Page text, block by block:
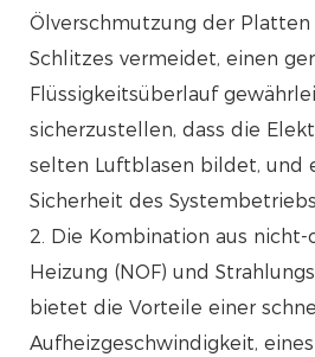
Ölverschmutzung der
Schlitzes vermeidet, einen
Flüssigkeitsüberlauf
sicherzustellen, dass die
selten Luftblasen bildet, und
Sicherheit des
2. Die Kombination aus
Heizung (NOF) und
bietet die Vorteile einer
Aufheizgeschwindigkeit,